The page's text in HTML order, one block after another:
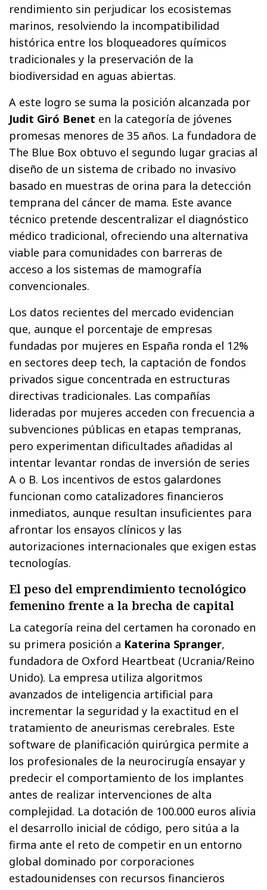
rendimiento sin perjudicar los ecosistemas
marinos, resolviendo la incompatibilidad
histórica entre los bloqueadores químicos
tradicionales y la preservación de la
biodiversidad en aguas abiertas.
A este logro se suma la posición alcanzada por
Judit Giró Benet en la categoría de jóvenes
promesas menores de 35 años. La fundadora de
The Blue Box obtuvo el segundo lugar gracias al
diseño de un sistema de cribado no invasivo
basado en muestras de orina para la detección
temprana del cáncer de mama. Este avance
técnico pretende descentralizar el diagnóstico
médico tradicional, ofreciendo una alternativa
viable para comunidades con barreras de
acceso a los sistemas de mamografía
convencionales.
Los datos recientes del mercado evidencian
que, aunque el porcentaje de empresas
fundadas por mujeres en España ronda el 12%
en sectores deep tech, la captación de fondos
privados sigue concentrada en estructuras
directivas tradicionales. Las compañías
lideradas por mujeres acceden con frecuencia a
subvenciones públicas en etapas tempranas,
pero experimentan dificultades añadidas al
intentar levantar rondas de inversión de series
A o B. Los incentivos de estos galardones
funcionan como catalizadores financieros
inmediatos, aunque resultan insuficientes para
afrontar los ensayos clínicos y las
autorizaciones internacionales que exigen estas
tecnologías.
El peso del emprendimiento tecnológico
femenino frente a la brecha de capital
La categoría reina del certamen ha coronado en
su primera posición a Katerina Spranger,
fundadora de Oxford Heartbeat (Ucrania/Reino
Unido). La empresa utiliza algoritmos
avanzados de inteligencia artificial para
incrementar la seguridad y la exactitud en el
tratamiento de aneurismas cerebrales. Este
software de planificación quirúrgica permite a
los profesionales de la neurocirugía ensayar y
predecir el comportamiento de los implantes
antes de realizar intervenciones de alta
complejidad. La dotación de 100.000 euros alivia
el desarrollo inicial de código, pero sitúa a la
firma ante el reto de competir en un entorno
global dominado por corporaciones
estadounidenses con recursos financieros